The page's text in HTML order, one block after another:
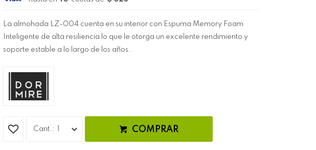
La almohada LZ-004 cuenta en su interior con Espuma Memory Foam
Inteligente de alta resiliencia lo que le otorga un excelente rendimiento y
soporte estable a lo largo de los años.
COMPRAR